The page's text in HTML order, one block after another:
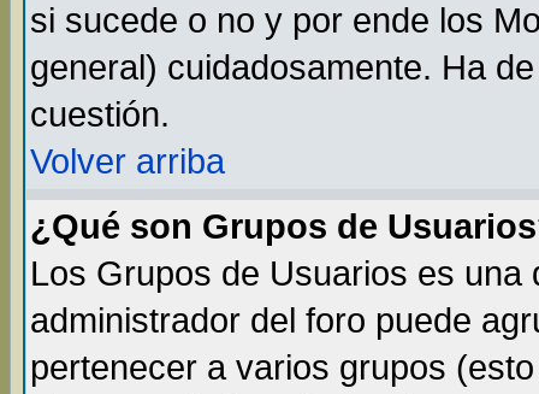
si sucede o no y por ende los
general) cuidadosamente. Ha
cuestión.
Volver arriba
¿Qué son Grupos de
Los Grupos de Usuarios es una
administrador del foro puede
pertenecer a varios grupos